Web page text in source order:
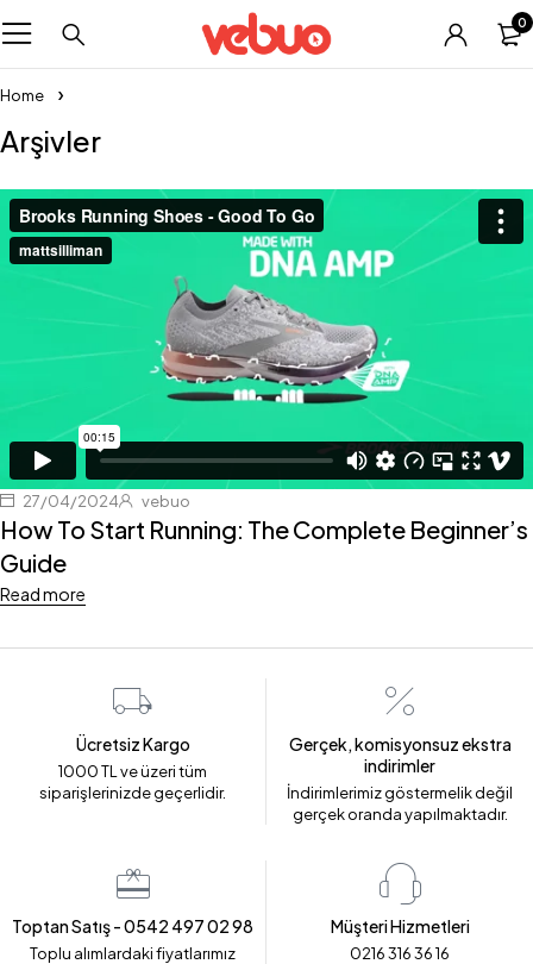
0
Home
Arşivler
27/04/2024 vebuo
How To Start Running: The Complete Beginner’s
Guide
Read more
Ücretsiz Kargo
1000 TL ve üzeri tüm
siparişlerinizde geçerlidir.
Gerçek, komisyonsuz ekstra
indirimler
İndirimlerimiz göstermelik değil
gerçek oranda yapılmaktadır.
Toptan Satış - 0542 497 02 98
Toplu alımlardaki fiyatlarımız
Müşteri Hizmetleri
0216 316 36 16